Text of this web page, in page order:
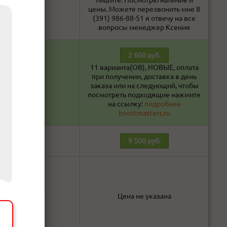
цены. Можете перезвонить мне 8
(391) 986-88-51 я отвечу на все
вопросы менеджер Ксения
2 600 руб.
11 варианта(ОВ), НОВЫЕ, оплата
при получении, доставка в день
заказа или на следующий, чтобы
посмотреть подходящие нажмите
на ссылку: подробнее
boostmasters.ru
9 500 руб.
Цена не указана